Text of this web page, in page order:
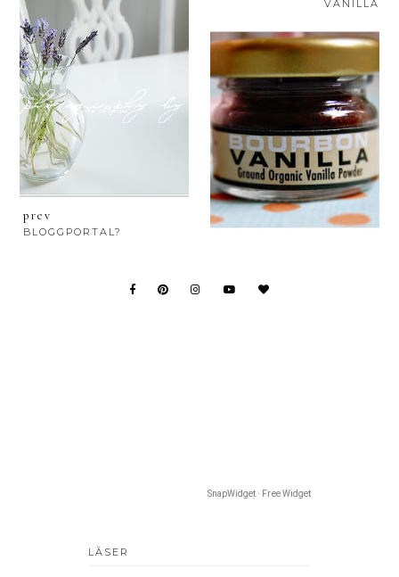
prev
BLOGGPORTAL?
VANILLA
SnapWidget · Free Widget
LÄSER